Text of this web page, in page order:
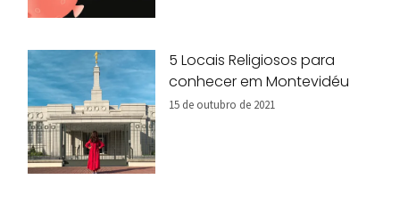
5 Locais Religiosos para
conhecer em Montevidéu
15 de outubro de 2021